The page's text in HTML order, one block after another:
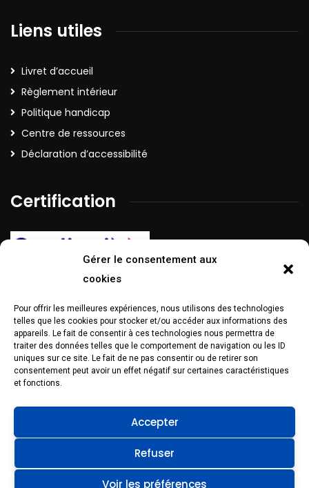
Gérer le consentement aux
cookies
Pour offrir les meilleures expériences, nous utilisons des technologies
telles que les cookies pour stocker et/ou accéder aux informations des
appareils. Le fait de consentir à ces technologies nous permettra de
traiter des données telles que le comportement de navigation ou les ID
uniques sur ce site. Le fait de ne pas consentir ou de retirer son
consentement peut avoir un effet négatif sur certaines caractéristiques
et fonctions.
Accepter
Refuser
Voir les préférences
Liens utiles
Livret d’accueil
Règlement intérieur
Politique handicap
Centre de ressources
Déclaration d’accessibilité
Certification
La certification Qualiopi a été délivrée au titre de la catégorie
d’action suivante : Action de formation
Réseaux sociaux